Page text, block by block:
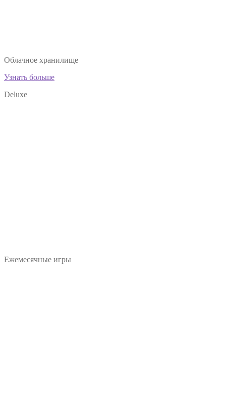
Облачное хранилище
Узнать больше
Deluxe
Ежемесячные игры